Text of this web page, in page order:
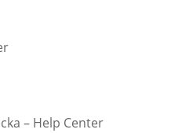
– Help Center